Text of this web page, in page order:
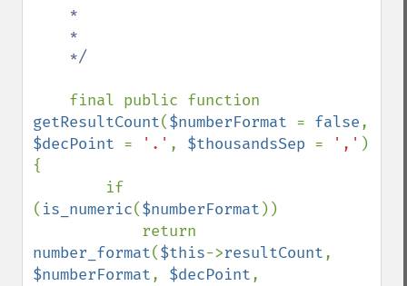
getResultCount($numberFormat = false
$decPoint = '.' , $thousandsSep = ',' )
{
( is_numeric($numberFormat ))
number_format($this->resultCount
$numberFormat, $decPoint